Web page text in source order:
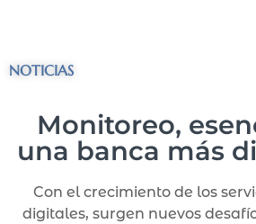
NOTICIAS
Monitoreo,
una banca más
Con el crecimiento de los
digitales, surgen nuevos